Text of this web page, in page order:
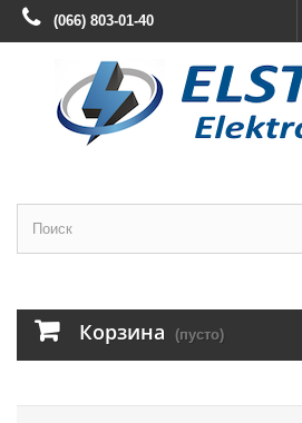
(066) 803-01-40
Корзина (пусто)